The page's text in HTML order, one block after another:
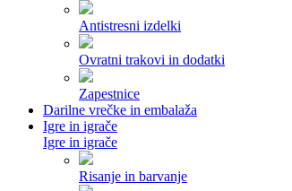
Antistresni izdelki
Ovratni trakovi in dodatki
Zapestnice
Darilne vrečke in embalaža
Igre in igrače
Igre in igrače
Risanje in barvanje